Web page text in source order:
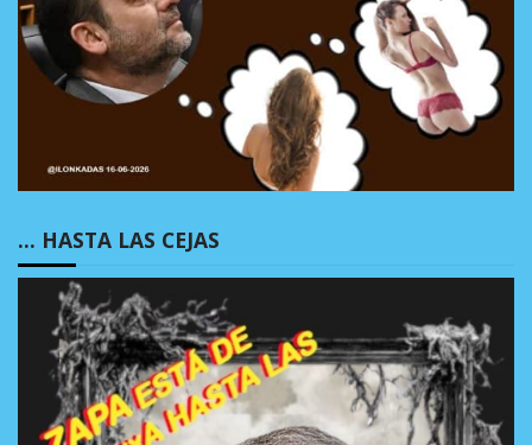
… HASTA LAS CEJAS